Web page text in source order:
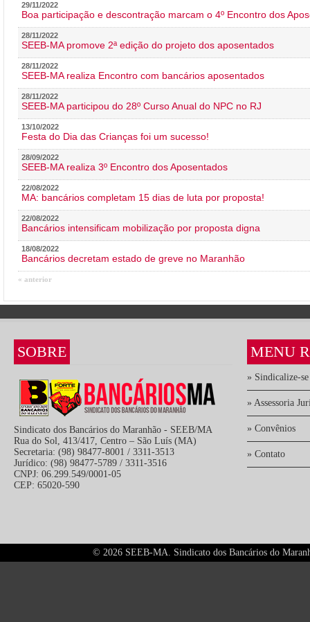
29/11/2022
Boa participação e descontração marcam o 4º Encontro dos
28/11/2022
SEEB-MA promove 2ª edição do projeto dos aposentados
28/11/2022
SEEB-MA realiza Encontro com bancários aposentados
28/11/2022
SEEB-MA participou do 28º Curso Anual do NPC no RJ
13/10/2022
Festa do Dia das Crianças foi um sucesso!
28/09/2022
SEEB-MA realiza 3º Encontro dos Aposentados
22/08/2022
MA: bancários completam 15 dias de luta por proposta!
22/08/2022
Bancários intensificam mobilização por proposta digna
18/08/2022
Bancários decretam estado de greve no Maranhão
« anterior
SOBRE
Sindicato dos Bancários do Maranhão - SEEB/MA
Rua do Sol, 413/417, Centro – São Luís (MA)
Secretaria: (98) 98477-8001 / 3311-3513
Jurídico: (98) 98477-5789 / 3311-3516
CNPJ: 06.299.549/0001-05
CEP: 65020-590
MENU
» Sindicalize-se
» Assessoria
» Convênios
» Contato
© 2026 SEEB-MA. Sindicato dos Bancários do